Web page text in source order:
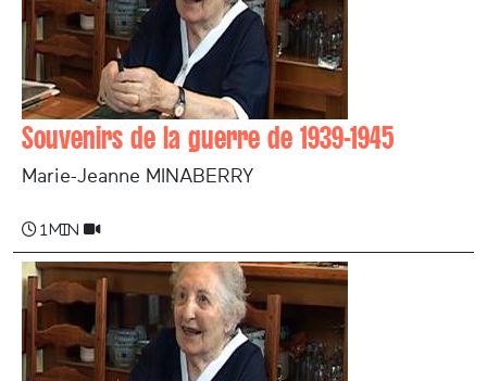
Souvenirs de la guerre de 1939-1945
Marie-Jeanne MINABERRY
1 min